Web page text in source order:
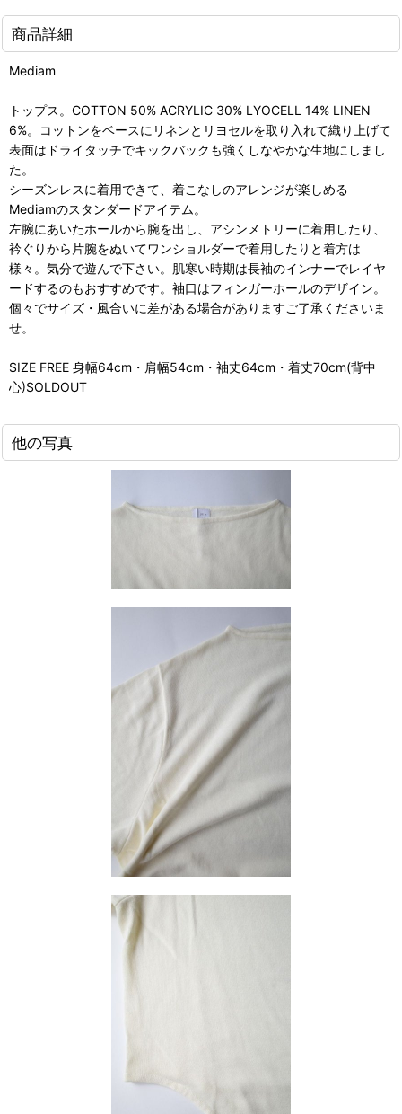
商品詳細
Mediam
トップス。COTTON 50% ACRYLIC 30% LYOCELL 14% LINEN
6%。コットンをベースにリネンとリヨセルを取り入れて織り上げて
表面はドライタッチでキックバックも強くしなやかな生地にしまし
た。
シーズンレスに着用できて、着こなしのアレンジが楽しめる
Mediamのスタンダードアイテム。
左腕にあいたホールから腕を出し、アシンメトリーに着用したり、
衿ぐりから片腕をぬいてワンショルダーで着用したりと着方は
様々。気分で遊んで下さい。肌寒い時期は長袖のインナーでレイヤ
ードするのもおすすめです。袖口はフィンガーホールのデザイン。
個々でサイズ・風合いに差がある場合がありますご了承くださいま
せ。
SIZE FREE 身幅64cm・肩幅54cm・袖丈64cm・着丈70cm(背中
心)SOLDOUT
他の写真